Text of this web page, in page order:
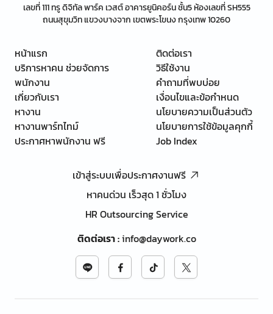
เลขที่ 111 ทรู ดิจิทัล พาร์ค เวสต์ อาคารยูนิคอร์น ชั้น5 ห้องเลขที่ SH555
ถนนสุขุมวิท แขวงบางจาก เขตพระโขนง กรุงเทพ 10260
หน้าแรก
บริการหาคน ช่วยจัดการ
พนักงาน
เกี่ยวกับเรา
หางาน
หางานพาร์ทไทม์
ประกาศหาพนักงาน ฟรี
ติดต่อเรา
วิธีใช้งาน
คำถามที่พบบ่อย
เงื่อนไขและข้อกำหนด
นโยบายความเป็นส่วนตัว
นโยบายการใช้ข้อมูลคุกกี้
Job Index
เข้าสู่ระบบเพื่อประกาศงานฟรี
หาคนด่วน เร็วสุด 1 ชั่วโมง
HR Outsourcing Service
ติดต่อเรา:info@daywork.co